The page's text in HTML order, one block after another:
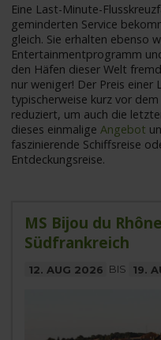
Eine Last-Minute-
geminderten Service
gleich. Sie erhalten ebenso
Entertainmentprogramm
den Häfen dieser Welt
nur weniger! Der Preis einer
typischerweise kurz vor
reduziert, um auch die
dieses einmaligeAngebot
faszinierende Schiffsreise
Entdeckungsreise.
MS Bijou du
Südfrankreich
12. AUG 2026 BIS 19.